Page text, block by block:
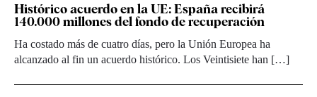
Histórico acuerdo en la UE: España recibirá
140.000 millones del fondo de recuperación
Ha costado más de cuatro días, pero la Unión Europea ha
alcanzado al fin un acuerdo histórico. Los Veintisiete han […]